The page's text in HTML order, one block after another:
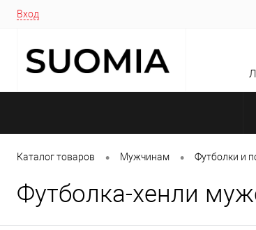
Вход
Каталог товаров • Мужчинам • Футболки и
Футболка-хенли